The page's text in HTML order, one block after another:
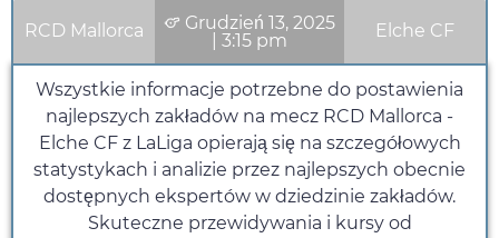
RCD Mallorca
Grudzień 13, 2025
3:15 pm Elche CF
Wszystkie informacje potrzebne do postawienia
najlepszych zakładów na mecz RCD Mallorca -
Elche CF z LaLiga opierają się na szczegółowych
statystykach i analizie przez najlepszych obecnie
dostępnych ekspertów w dziedzinie zakładów.
Skuteczne przewidywania i kursy od